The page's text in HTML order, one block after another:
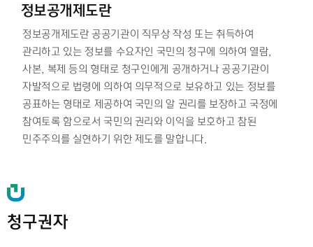
정보공개제도란
정보공개제도란 공공기관이 직무상 작성 또는 취득하여
관리하고 있는 정보를 수요자인 국민의 청구에 의하여 열람,
사본, 복제 등의 형태로 청구인에게 공개하거나 공공기관이
자발적으로 법령에 의하여 의무적으로 보유하고 있는 정보를
공표하는 형태로 제공하여 국민의 알 권리를 보장하고 국정에
참여토록 함으로서 국민의 권리와 이익을 보호하고 참된
민주주의를 실현하기 위한 제도를 말합니다.
청구권자